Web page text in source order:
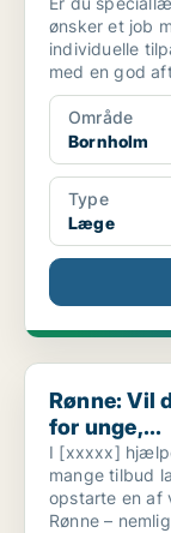
ønsker et job
individuelle
med en god
Område
Bornholm
Type
Læge
Rønne: Vil du
Rønne: Vil
for unge,...
I [xxxxx]
mange tilbud
opstarte en af
Rønne –